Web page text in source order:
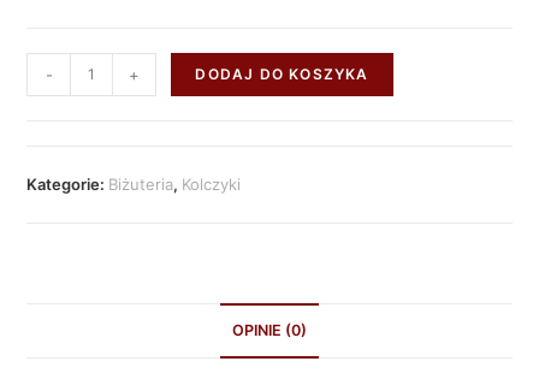
- + DODAJ DO KOSZYKA
Kategorie: Biżuteria, Kolczyki
OPINIE (0)